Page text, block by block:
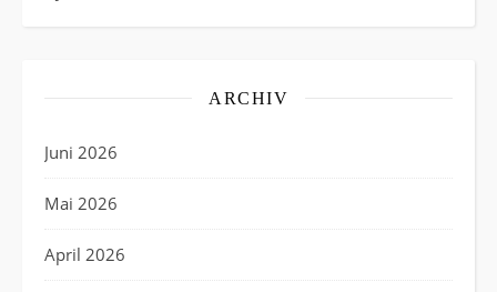
ARCHIV
Juni 2026
Mai 2026
April 2026